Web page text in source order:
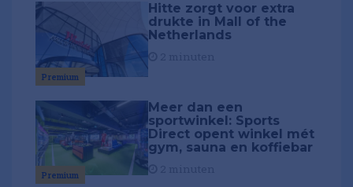
Premium
Hitte zorgt voor extra
drukte in Mall of the
Netherlands
Premium
Meer dan een
sportwinkel: Sports
Direct opent winkel mét
gym, sauna en koffiebar